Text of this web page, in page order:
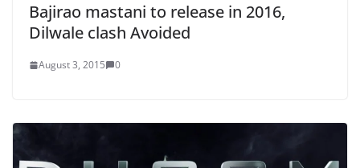
Bajirao mastani to release in 2016,
Dilwale clash Avoided
August 3, 2015 0